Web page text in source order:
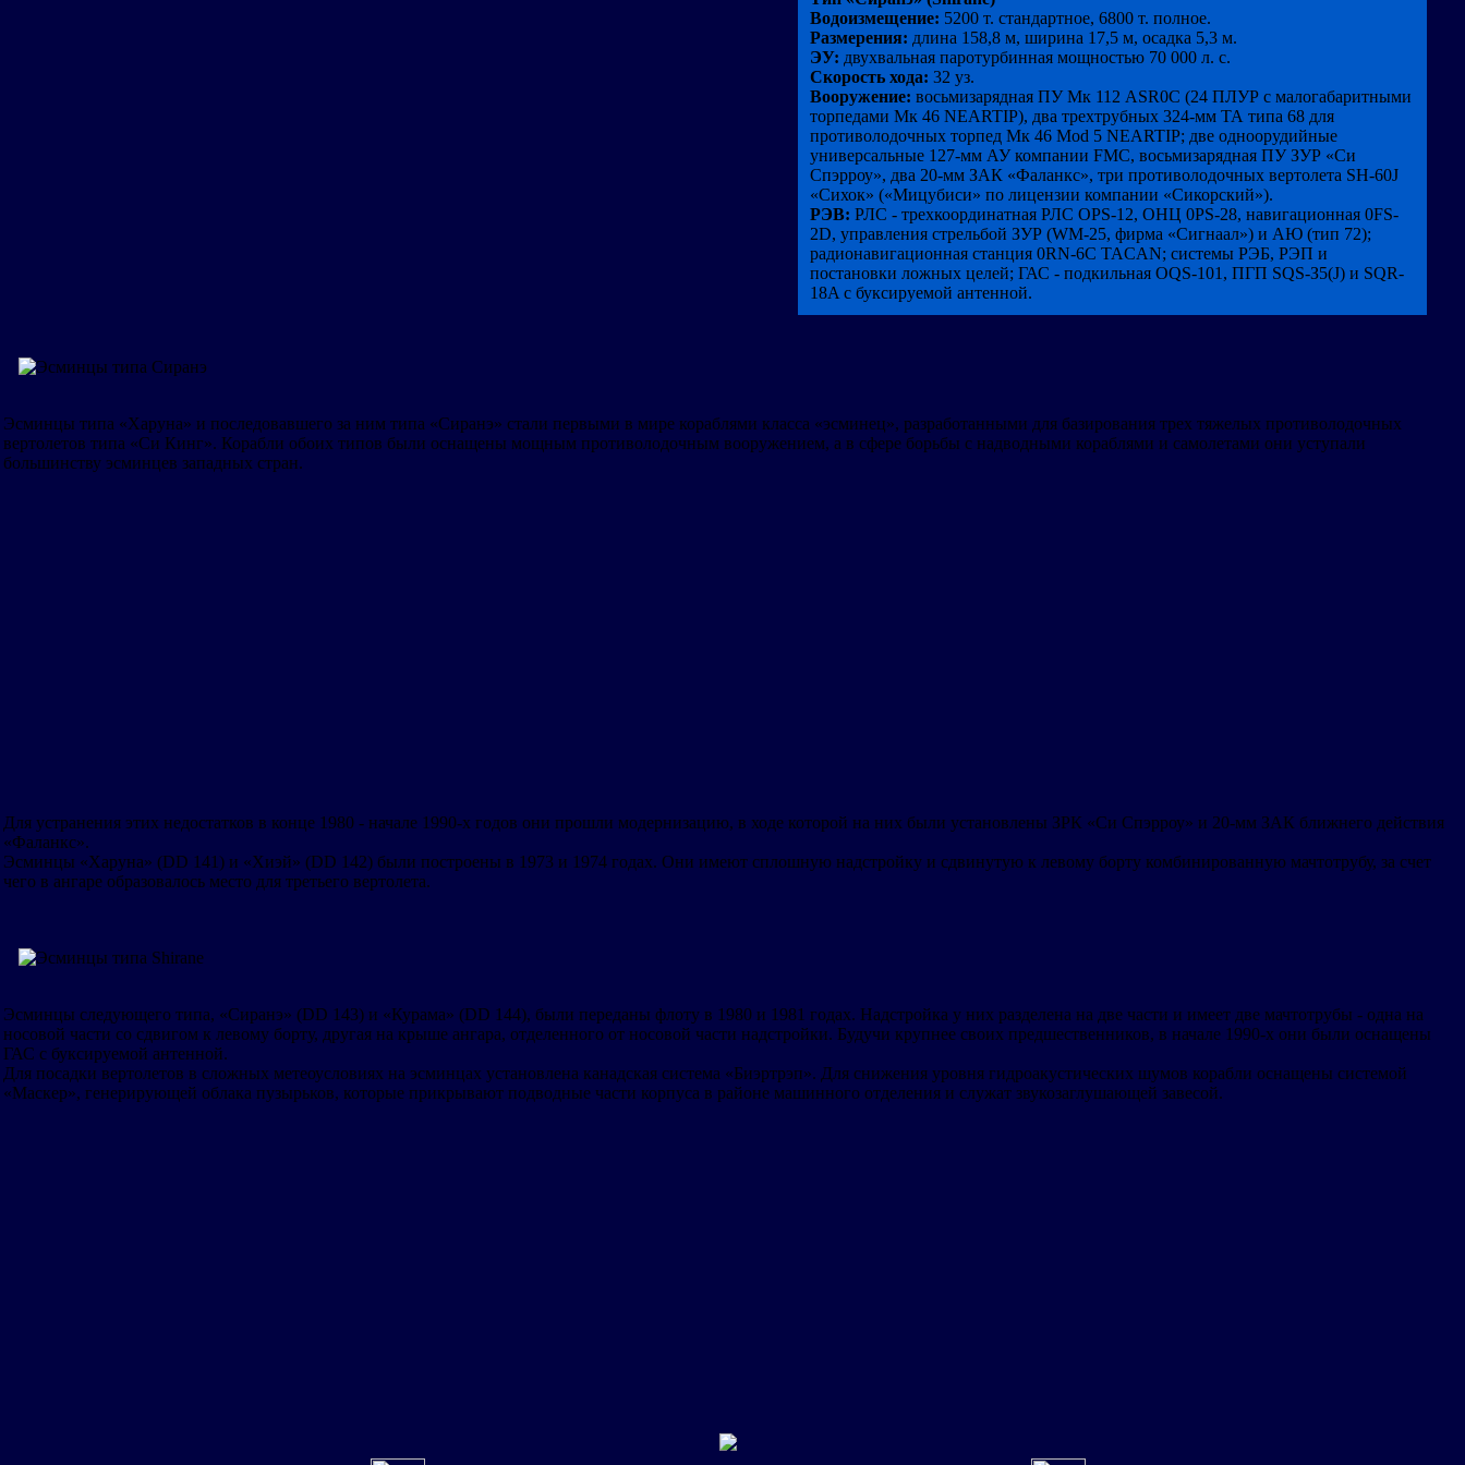
Водоизмещение: 5200 т. стандартное, 6800 т. полное.
Размерения: длина 158,8 м, ширина 17,5 м, осадка 5,3 м.
ЭУ: двухвальная паротурбинная мощностью 70 000 л. с.
Скорость хода: 32 уз.
Вооружение: восьмизарядная ПУ Мк 112 ASR0C (24 ПЛУР с малогабаритными
торпедами Мк 46 NEARTIP), два трехтрубных 324-мм ТА типа 68 для
противолодочных торпед Мк 46 Mod 5 NEARTIP; две одноорудийные
универсальные 127-мм АУ компании FMC, восьмизарядная ПУ ЗУР «Си
Спэрроу», два 20-мм ЗАК «Фаланкс», три противолодочных вертолета SH-60J
«Сихок» («Мицубиси» по лицензии компании «Сикорский»).
РЭВ: РЛС - трехкоординатная РЛС OPS-12, ОНЦ 0PS-28, навигационная 0FS-
2D, управления стрельбой ЗУР (WM-25, фирма «Сигнаал») и АЮ (тип 72);
радионавигационная станция 0RN-6C TACAN; системы РЭБ, РЭП и
постановки ложных целей; ГАС - подкильная OQS-101, ПГП SQS-З5(J) и SQR-
18A с буксируемой антенной.
Эсминцы типа «Харуна» и последовавшего за ним типа «Сиранэ» стали первыми в мире кораблями класса «эсминец», разработанными для базирования трех тяжелых противолодочных
вертолетов типа «Си Кинг». Корабли обоих типов были оснащены мощным противолодочным вооружением, а в сфере борьбы с надводными кораблями и самолетами они уступали
большинству эсминцев западных стран.
Для устранения этих недостатков в конце 1980 - начале 1990-х годов они прошли модернизацию, в ходе которой на них были установлены ЗРК «Си Спэрроу» и 20-мм ЗАК ближнего действия
«Фаланкс».
Эсминцы «Харуна» (DD 141) и «Хиэй» (DD 142) были построены в 1973 и 1974 годах. Они имеют сплошную надстройку и сдвинутую к левому борту комбинированную мачтотрубу, за счет
чего в ангаре образовалось место для третьего вертолета.
Эсминцы следующего типа, «Сиранэ» (DD 143) и «Курама» (DD 144), были переданы флоту в 1980 и 1981 годах. Надстройка у них разделена на две части и имеет две мачтотрубы - одна на
носовой части со сдвигом к левому борту, другая на крыше ангара, отделенного от носовой части надстройки. Будучи крупнее своих предшественников, в начале 1990-х они были оснащены
ГАС с буксируемой антенной.
Для посадки вертолетов в сложных метеоусловиях на эсминцах установлена канадская система «Биэртрэп». Для снижения уровня гидроакустических шумов корабли оснащены системой
«Маскер», генерирующей облака пузырьков, которые прикрывают подводные части корпуса в районе машинного отделения и служат звукозаглушающей завесой.